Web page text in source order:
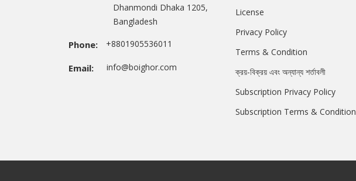
Dhanmondi Dhaka 1205,
Bangladesh
Phone: +8801905536011
Email: info@boighor.com
License
Privacy Policy
Terms & Condition
ক্রয়-বিক্রয় এবং অন্যান্য শর্তাবলী
Subscription Privacy Policy
Subscription Terms & Condition